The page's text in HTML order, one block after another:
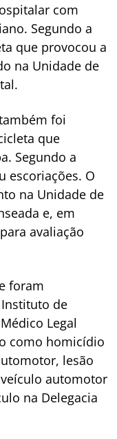
com
Segundo a
que provocou a
na Unidade de
foi
que
Segundo a
escoriações. O
na Unidade de
e, em
avaliação
foram
de
Legal
como homicídio
lesão
automotor
na Delegacia